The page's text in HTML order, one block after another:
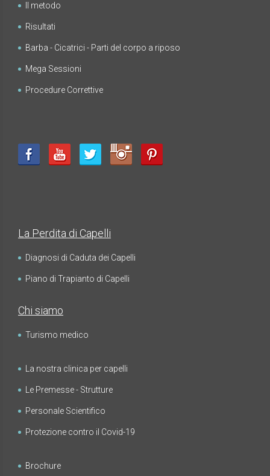
Il metodo
Risultati
Barba - Cicatrici - Parti del corpo a riposo
Mega Sessioni
Procedure Correttive
La Perdita di Capelli
Diagnosi di Caduta dei Capelli
Piano di Trapianto di Capelli
Chi siamo
Turismo medico
La nostra clinica per capelli
Le Premesse - Strutture
Personale Scientifico
Protezione contro il Covid-19
Brochure